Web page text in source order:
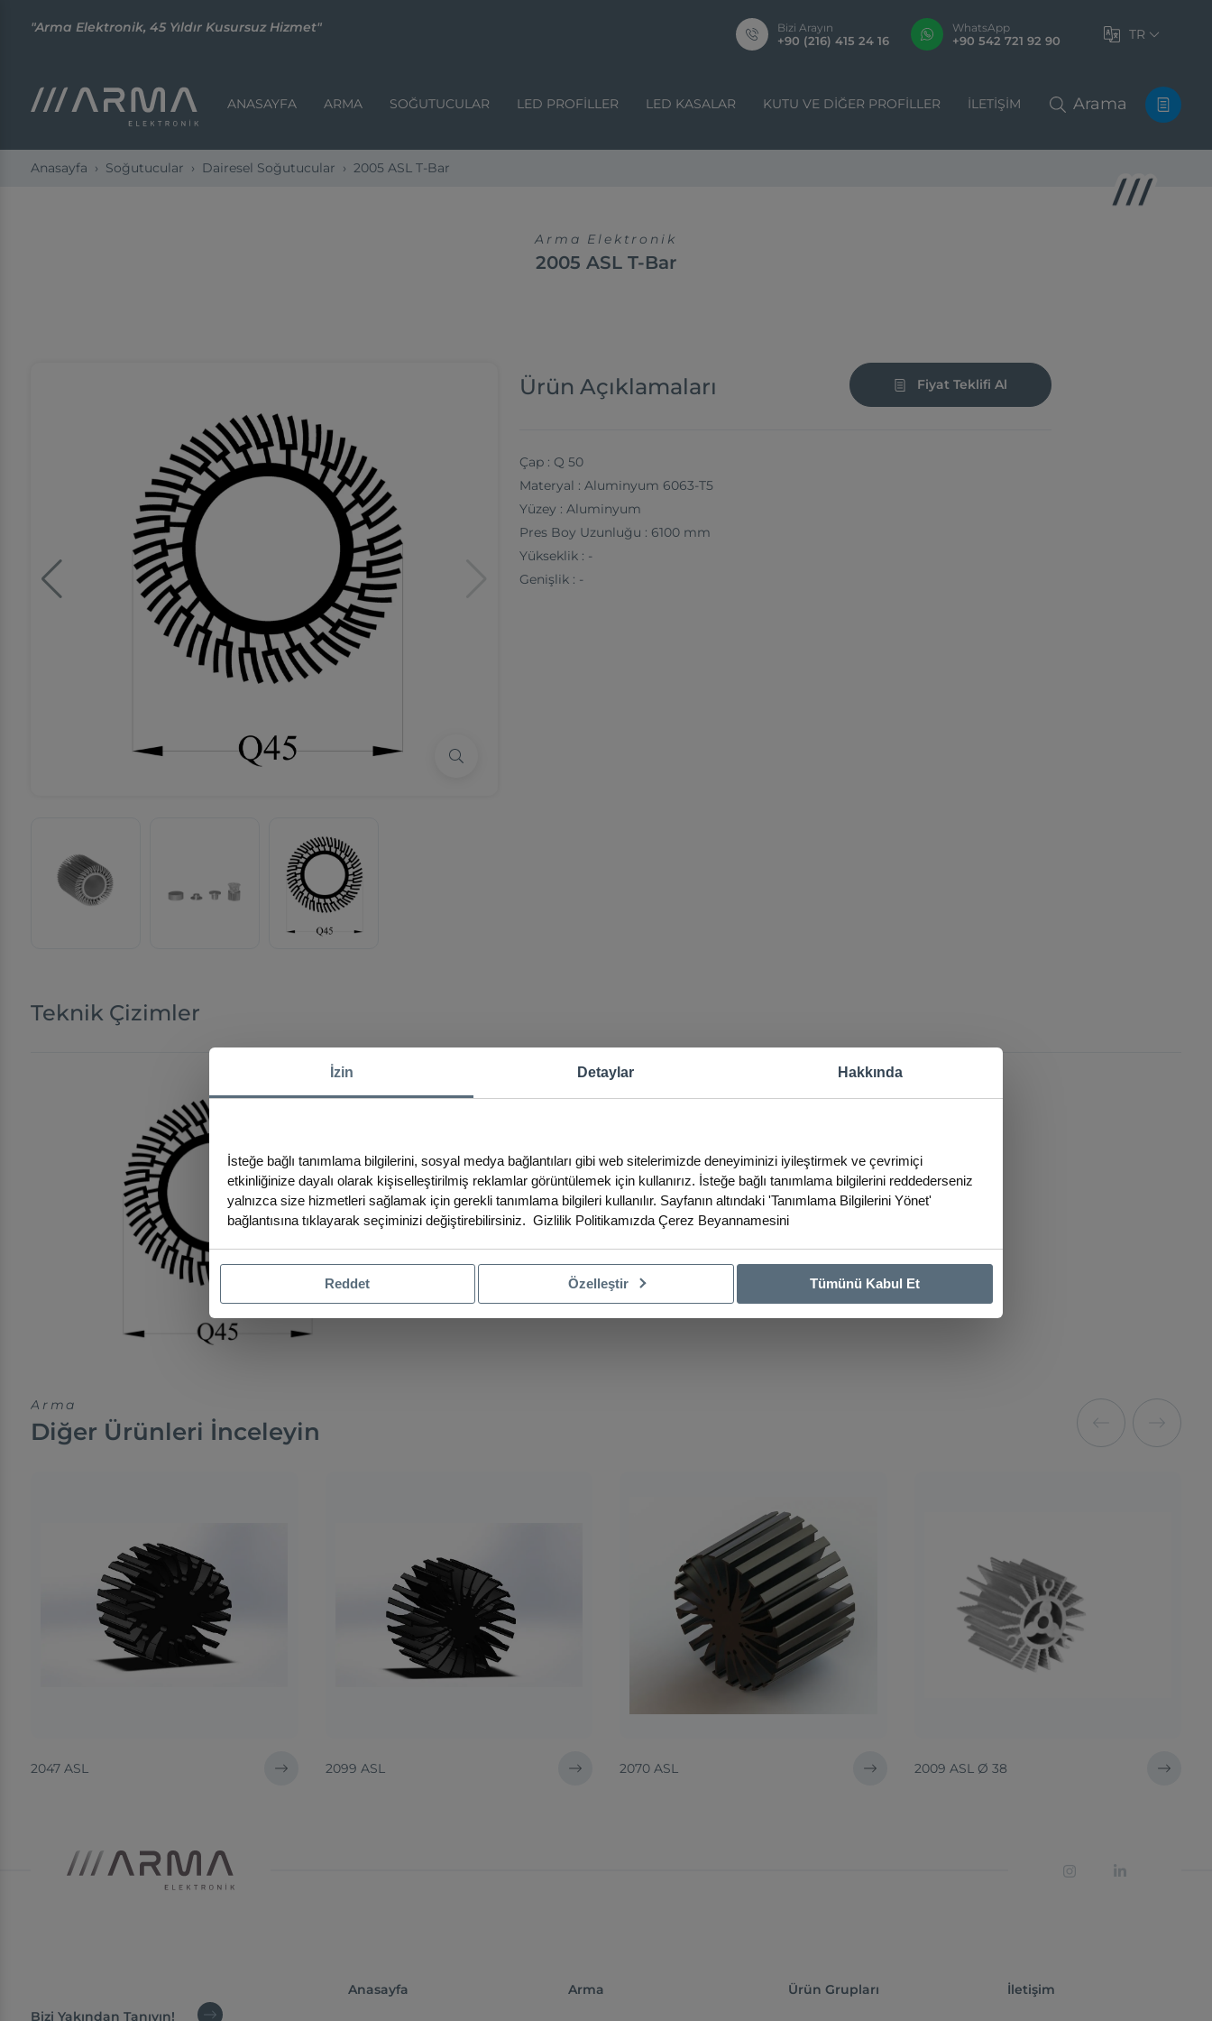
"Arma Elektronik, 45 Yıldır Kusursuz Hizmet" Bizi Arayın
+90 (216) 415 24 16
WhatsApp
+90 542 721 92 90 TR
ANASAYFA ARMA SOĞUTUCULAR LED PROFILLER LED KASALAR KUTU VE DIĞER PROFILLER İLETIŞIM Arama
Anasayfa Soğutucular Dairesel Soğutucular 2005 ASL T-Bar
Arma Elektronik
2005 ASL T-Bar
Ürün Açıklamaları Fiyat Teklifi Al
Çap : Q 50
Materyal : Aluminyum 6063-T5
Yüzey : Aluminyum
Pres Boy Uzunluğu : 6100 mm
Yükseklik : -
Genişlik : -
Teknik Çizimler
Arma
Diğer Ürünleri İnceleyin
2047 ASL 2099 ASL 2070 ASL 2009 ASL Ø 38
Bizi Yakından Tanıyın!
Anasayfa Arma Ürün Grupları İletişim
İzin Detaylar Hakkında
İsteğe bağlı tanımlama bilgilerini, sosyal medya bağlantıları gibi web sitelerimizde deneyiminizi iyileştirmek ve çevrimiçi
etkinliğinize dayalı olarak kişiselleştirilmiş reklamlar görüntülemek için kullanırız. İsteğe bağlı tanımlama bilgilerini reddederseniz
yalnızca size hizmetleri sağlamak için gerekli tanımlama bilgileri kullanılır. Sayfanın altındaki 'Tanımlama Bilgilerini Yönet'
bağlantısına tıklayarak seçiminizi değiştirebilirsiniz. Gizlilik Politikamızda Çerez Beyannamesini
Reddet Özelleştir Tümünü Kabul Et